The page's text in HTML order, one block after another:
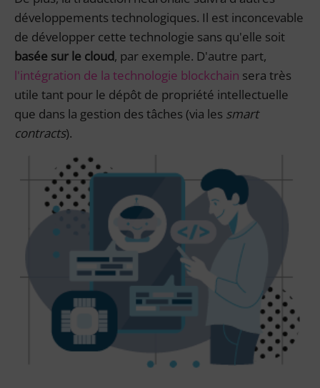
développements technologiques. Il est inconcevable
de développer cette technologie sans qu'elle soit
basée sur le cloud, par exemple. D'autre part,
l'intégration de la technologie blockchain sera très
utile tant pour le dépôt de propriété intellectuelle
que dans la gestion des tâches (via les smart
contracts).